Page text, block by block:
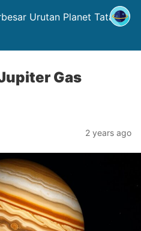
Urutan Planet Tata
Gas
2 years ago